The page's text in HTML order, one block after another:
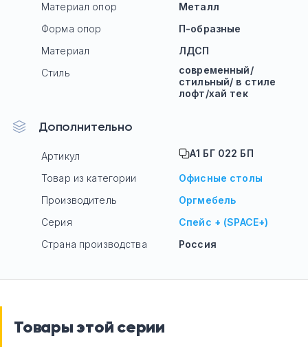
Материал опор
Металл
Форма опор
П-образные
Материал
ЛДСП
Стиль
современный/
стильный/ в стиле
лофт/хай тек
Дополнительно
Артикул А1 БГ 022 БП
Товар из категории
Офисные столы
Производитель
Оргмебель
Серия
Спейс + (SPACE+)
Страна производства
Россия
Товары этой серии